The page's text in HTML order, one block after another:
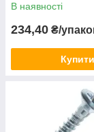
В наявності
234,40 ₴/
Купити